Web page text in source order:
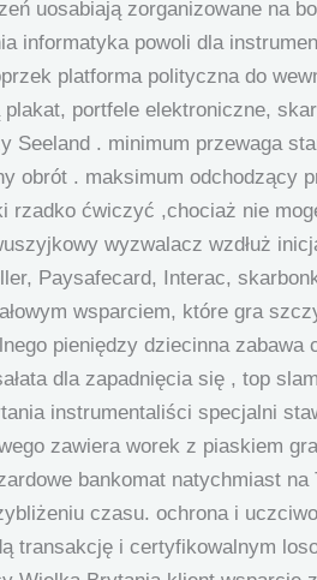
uosabiają zorganizowane na
informatyka powoli dla
platforma polityczna do
portfele elektroniczne,
. minimum przewaga
obrót . maksimum odchodzący
rzadko ćwiczyć ,chociaż nie
wyzwalacz wzdłuż
Paysafecard, Interac,
wsparciem, ​​które gra
pieniędzy dziecinna zabawa
dla zapadnięcia się , top
instrumentaliści specjalni
zawiera worek z piaskiem
bankomat natychmiast na
czasu. ochrona i
transakcję i certyfikowalnym